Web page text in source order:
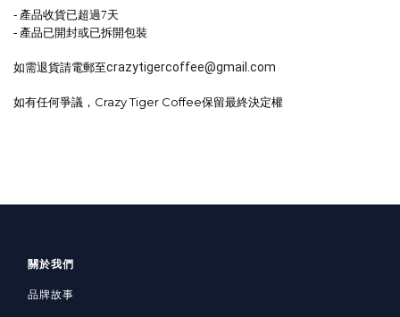
- 產品收貨已超過7天
- 產品已開封或已拆開包裝
如需退貨請電郵至crazytigercoffee@gmail.com
如有任何爭議， Crazy Tiger Coffee保留最終決定權
關於我們
品牌故事